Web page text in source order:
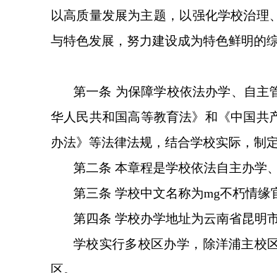
以高质量发展为主题，以强化学校治理
与特色发展，努力建设成为特色鲜明的综
第一条 为保障学校依法办学、自主管
华人民共和国高等教育法》和《中国共
办法》等法律法规，结合学校实际，制定本
第二条 本章程是学校依法自主办学
第三条 学校中文名称为mg不朽情缘官
第四条 学校办学地址为云南省昆明市
学校实行多校区办学，除洋浦主
区。